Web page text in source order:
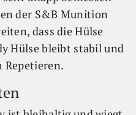
der S&B Munition
dass die Hülse
Hülse bleibt stabil und
Repetieren.